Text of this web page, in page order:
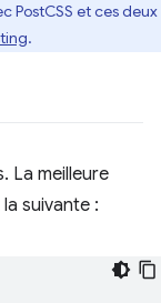
PostCSS et ces deux
.
La meilleure
suivante :